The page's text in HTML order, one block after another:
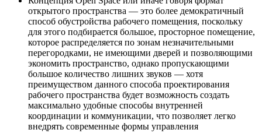
открытого пространства — это более демократичный
способ обустройства рабочего помещения, поскольку
для этого подбирается большое, просторное помещение,
которое распределяется по зонам незначительными
перегородками, не имеющими дверей и позволяющими
экономить пространство, однако пропускающими
большое количество лишних звуков — хотя
преимуществом данного способа проектирования
рабочего пространства будет возможность создать
максимально удобные способы внутренней
координации и коммуникации, что позволяет легко
внедрять современные формы управления